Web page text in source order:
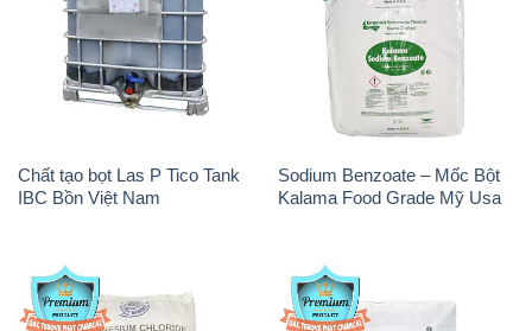
Chất tạo bọt Las P Tico Tank
IBC Bồn Việt Nam
Sodium Benzoate – Mốc Bột
Kalama Food Grade Mỹ Usa